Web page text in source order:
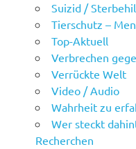
Suizid /
Tierschutz –
Top-Aktuell
Verbrechen
Verrückte Welt
Video / Audio
Wahrheit zu
Wer steckt
Recherchen